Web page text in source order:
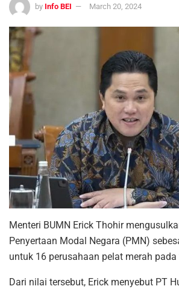
by Info BEI March 20, 2024
Menteri BUMN Erick Thohir
Penyertaan Modal Negara (PMN)
untuk 16 perusahaan pelat merah
Dari nilai tersebut, Erick menyebut PT